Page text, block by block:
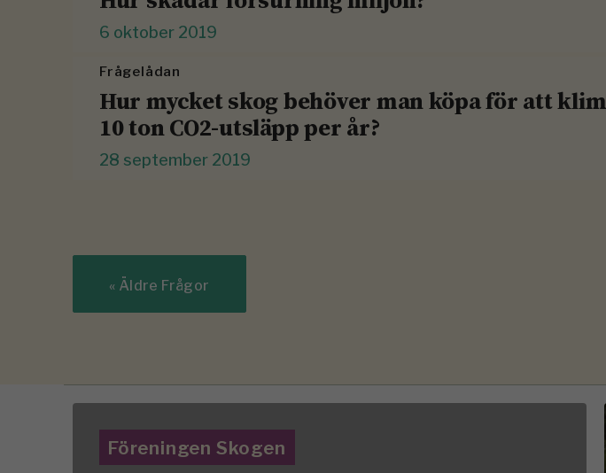
6 oktober 2019
Frågelådan
Hur mycket skog behöver man köpa för att
10 ton CO2-utsläpp per år?
28 september 2019
« Äldre Frågor
Föreningen Skogen